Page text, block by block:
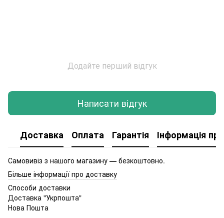
Додайте перший відгук
Написати відгук
Доставка Оплата Гарантія Інформація
Самовивіз з нашого магазину — безкоштовно.
Більше інформації про доставку
Способи доставки
Доставка "Укрпошта"
Нова Пошта